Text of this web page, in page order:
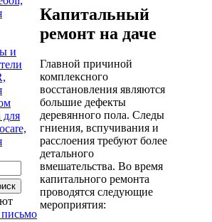
и
для
Капитальный
ремонт на даче
Главной причиной
комплексного
восстановления являются
большие дефекты
деревянного пола. Следы
гниения, вспучивания и
расслоения требуют более
детального
вмешательства. Во время
капитального ремонта
проводятся следующие
мероприятия: